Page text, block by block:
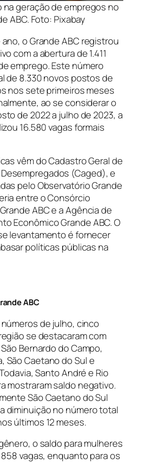
na geração de empregos no
ABC. Foto: Pixabay
o Grande ABC registrou
com a abertura de 1.411
emprego. Este número
de 8.330 novos postos de
nos sete primeiros meses
ao se considerar o
de 2022 a julho de 2023, a
16.580 vagas formais
vêm do Cadastro Geral de
(Caged), e
pelo Observatório Grande
entre o Consórcio
ABC e a Agência de
Econômico Grande ABC. O
levantamento é fornecer
políticas públicas na
ABC
de julho, cinco
se destacaram com
Bernardo do Campo,
São Caetano do Sul e
Santo André e Rio
mostraram saldo negativo.
São Caetano do Sul
diminuição no número total
últimos 12 meses.
o saldo para mulheres
vagas, enquanto para os